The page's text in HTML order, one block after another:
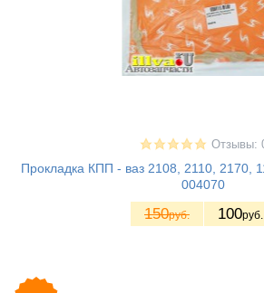
Отзывы:
Прокладка КПП - ваз 2108, 2110, 2170,
004070
150руб. 100руб.